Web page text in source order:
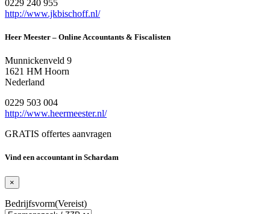
0229 240 955
http://www.jkbischoff.nl/
Heer Meester – Online Accountants & Fiscalisten
Munnickenveld 9
1621 HM Hoorn
Nederland
0229 503 004
http://www.heermeester.nl/
GRATIS offertes aanvragen
Vind een accountant in Schardam
×
Bedrijfsvorm(Vereist)